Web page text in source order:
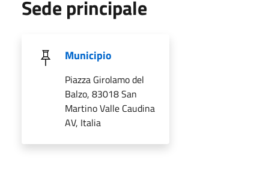
Sede principale
Municipio
Piazza Girolamo del
Balzo, 83018 San
Martino Valle Caudina
AV, Italia